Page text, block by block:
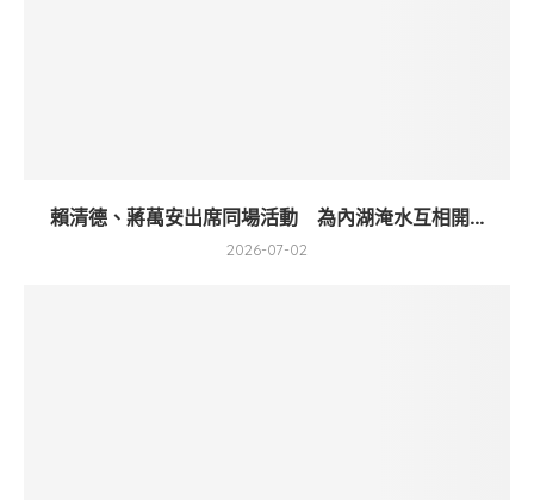
賴清德、蔣萬安出席同場活動 為內湖淹水互相開...
2026-07-02